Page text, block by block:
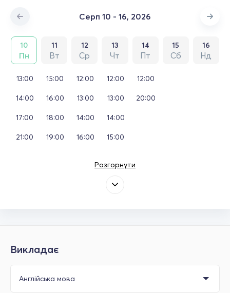
Серп 10 - 16, 2026
10
Пн
11
Вт
12
Ср
13
Чт
14
Пт
15
Сб
16
Нд
13:00
14:00
17:00
21:00
15:00
16:00
18:00
19:00
12:00
13:00
14:00
16:00
12:00
13:00
14:00
15:00
12:00
20:00
Розгорнути
Викладає